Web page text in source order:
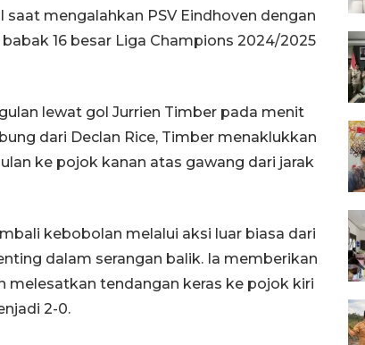
mengalahkan PSV Eindhoven dengan
16 besar Liga Champions 2024/2025
lewat gol Jurrien Timber pada menit
dari Declan Rice, Timber menaklukkan
ke pojok kanan atas gawang dari jarak
kebobolan melalui aksi luar biasa dari
dalam serangan balik. Ia memberikan
melesatkan tendangan keras ke pojok kiri
2-0.